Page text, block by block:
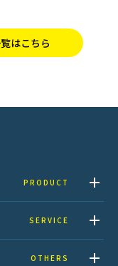
はこちら
PRODUCT
SERVICE
OTHERS